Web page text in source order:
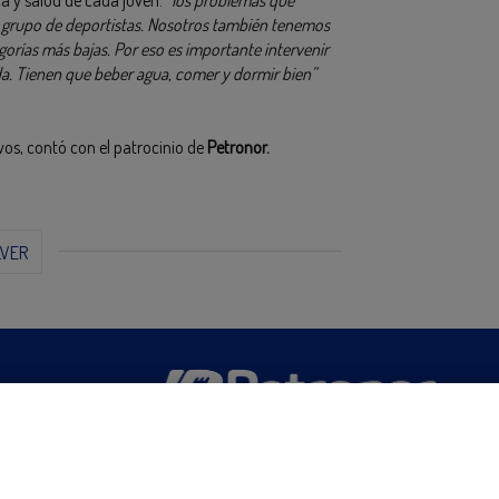
de deportistas. Nosotros también tenemos
más bajas. Por eso es importante intervenir
Tienen que beber agua, comer y dormir bien”
contó con el patrocinio de Petronor.